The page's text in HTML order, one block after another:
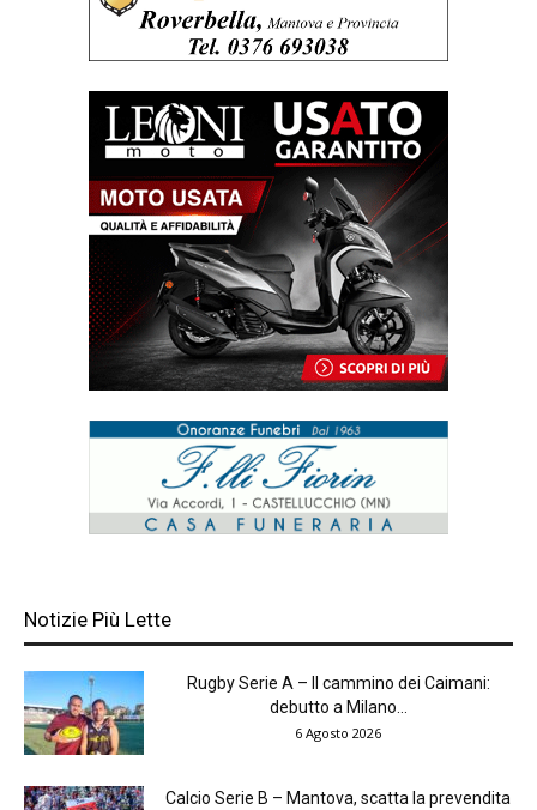
Notizie Più Lette
Rugby Serie A – Il cammino dei Caimani:
debutto a Milano...
6 Agosto 2026
Calcio Serie B – Mantova, scatta la prevendita